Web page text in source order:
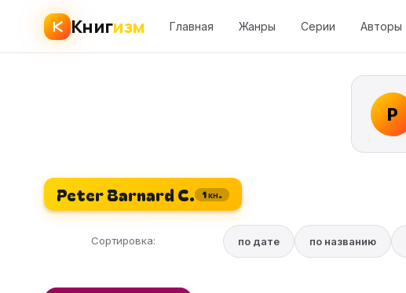
Книгизм Главная Жанры Серии Авторы
P
Peter Barnard C. 1 кн.
Сортировка: по дате по названию